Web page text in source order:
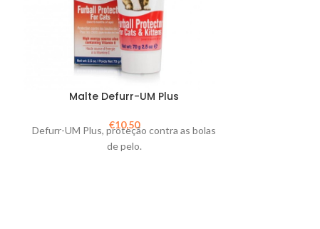
Malte Defurr-UM Plus
€10,50
Defurr-UM Plus, proteção contra as bolas
de pelo.